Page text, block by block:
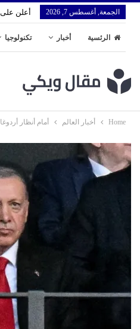
الجمعة, أغسطس 7, 2026 أعلن على
الرئسية أخبار تكنولوجيا
Home أخبار العالم أمام أنظار